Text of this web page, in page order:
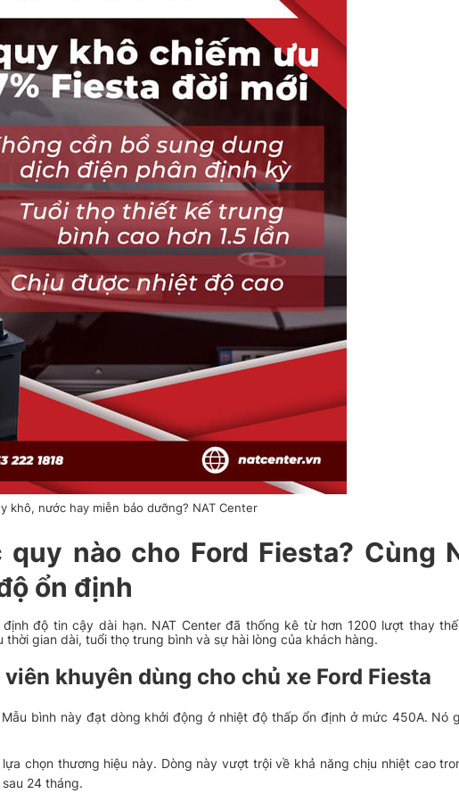
khô, nước hay miễn bảo dưỡng? NAT Center
nào cho Ford Fiesta? Cùng
ổn định
độ tin cậy dài hạn. NAT Center đã thống kê từ hơn 1200 lượt thay
gian dài, tuổi thọ trung bình và sự hài lòng của khách hàng.
khuyên dùng cho chủ xe Ford Fiesta
bình này đạt dòng khởi động ở nhiệt độ thấp ổn định ở mức 450A. Nó
chọn thương hiệu này. Dòng này vượt trội về khả năng chịu nhiệt cao
24 tháng.